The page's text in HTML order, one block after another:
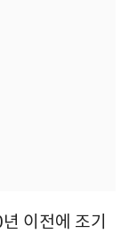
이전에 조기